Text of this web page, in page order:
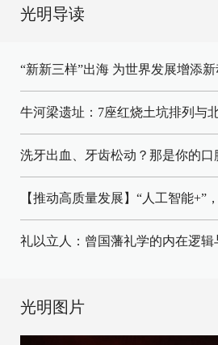
光明导读
“新新三样”出海 为世界发展增添
牛河梁遗址：7座红烧土坑排列与
洗牙出血、牙齿松动？那是你的口
【推动高质量发展】“人工智能+”
礼以立人：曾国藩礼学的内在逻辑
光明图片